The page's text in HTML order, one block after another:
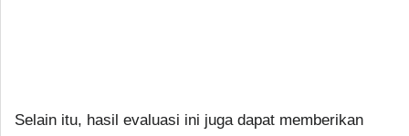
Selain itu, hasil evaluasi ini juga dapat memberikan